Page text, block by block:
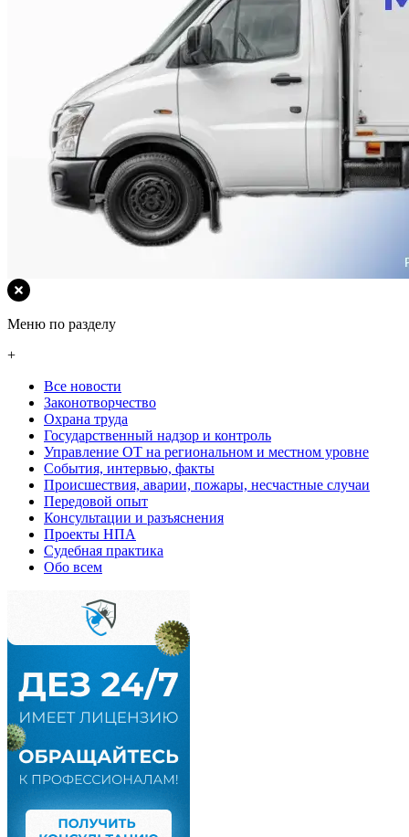
Меню по разделу
+
Все новости
Законотворчество
Охрана труда
Государственный надзор и контроль
Управление ОТ на региональном и местном уровне
События, интервью, факты
Происшествия, аварии, пожары, несчастные случаи
Передовой опыт
Консультации и разъяснения
Проекты НПА
Судебная практика
Обо всем